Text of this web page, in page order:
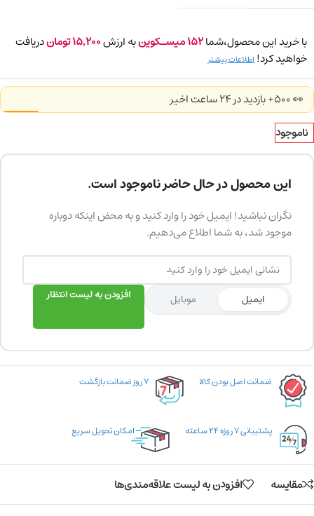
با خرید این محصول،شما152میسـکوینبه ارزش15,200توماندریافت
خواهید کرد! اطلاعات بیشتر
👀 500+ بازدید در ۲۴ ساعت اخیر
ناموجود
این محصول در حال حاضر ناموجود است.
نگران نباشید! ایمیل خود را وارد کنید و به محض اینکه دوباره
موجود شد، به شما اطلاع می‌دهیم.
ایمیل موبایل افزودن به لیست انتظار
ضمانت اصل بودن کالا ۷ روز ضمانت بازگشت
پشتیبانی ۷ روزه ۲۴ ساعته امکان تحویل سریع
مقایسه افزودن به لیست علاقه‌مندی‌ها